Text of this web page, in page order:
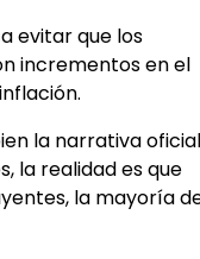
evitar que los
incrementos en el
la narrativa oficial
la realidad es que
la mayoría